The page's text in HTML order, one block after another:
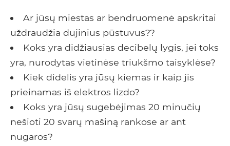
Ar jūsų miestas ar bendruomenė apskritai
uždraudžia dujinius pūstuvus??
Koks yra didžiausias decibelų lygis, jei toks
yra, nurodytas vietinėse triukšmo taisyklėse?
Kiek didelis yra jūsų kiemas ir kaip jis
prieinamas iš elektros lizdo?
Koks yra jūsų sugebėjimas 20 minučių
nešioti 20 svarų mašiną rankose ar ant
nugaros?